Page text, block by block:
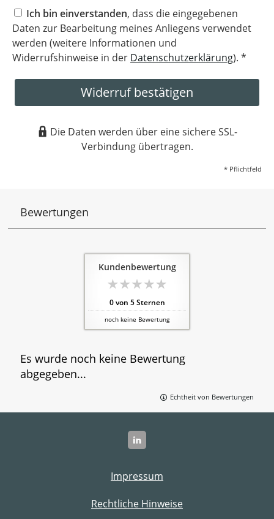
Ich bin einverstanden, dass die eingegebenen
Daten zur Bearbeitung meines Anliegens verwendet
werden (weitere Informationen und
Widerrufshinweise in der Datenschutzerklärung). *
Widerruf bestätigen
Die Daten werden über eine sichere SSL-
Verbindung übertragen.
* Pflichtfeld
Bewertungen
Kundenbewertung
0von 5Sternen
noch keine Bewertung
Es wurde noch keine Bewertung
abgegeben...
Echtheit von Bewertungen
Impressum
Rechtliche Hinweise